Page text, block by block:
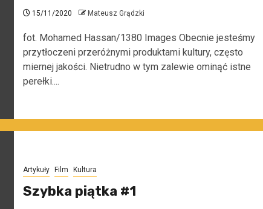
15/11/2020 Mateusz Grądzki
fot. Mohamed Hassan/1380 Images Obecnie jesteśmy
przytłoczeni przeróżnymi produktami kultury, często
miernej jakości. Nietrudno w tym zalewie ominąć istne
perełki....
Artykuły Film Kultura
Szybka piątka #1